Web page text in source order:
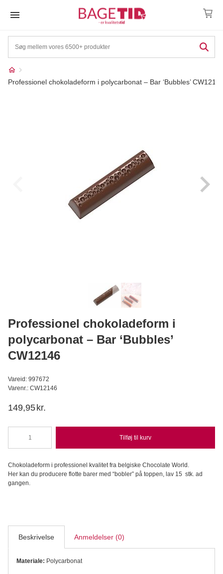
Professionel chokoladeform i polycarbonat – Bar ‘Bubbles’
Læg i kurv
Professionel chokoladeform i
polycarbonat – Bar ‘Bubbles’
CW12146
Vareid: 997672
Varenr.: CW12146
149,95 kr.
Professionel
chokoladeform
polycarbonat
-
Bar
Tilføj til kurv
Chokoladeform i professionel kvalitet fra belgiske Chocolate World.
Her kan du producere flotte barer med “bobler” på toppen, lav 15 stk. ad
gangen.
Beskrivelse Anmeldelser (0)
Materiale: Polycarbonat